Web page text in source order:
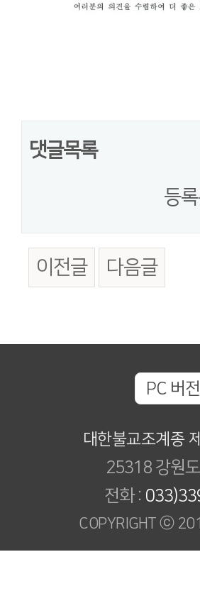
댓글목록
등
이전글 다음글
PC 버전
대한불교조계종
25318 강원
전화 :
COPYRIGHT ⓒ